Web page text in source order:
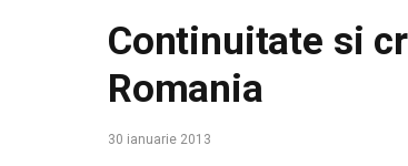
Continuitate si
Romania
30 ianuarie 2013